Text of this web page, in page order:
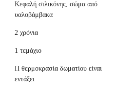
Κεφαλή σιλικόνης, σώμα από
υαλοβάμβακα
2 χρόνια
1 τεμάχιο
Η θερμοκρασία δωματίου είναι
εντάξει